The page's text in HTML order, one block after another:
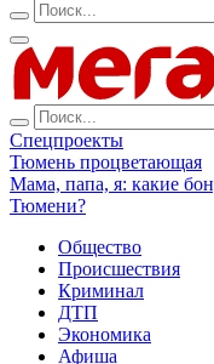
Спецпроекты
Тюмень процветающая
Мама, папа, я: какие
Тюмени?
Общество
Происшествия
Криминал
ДТП
Экономика
Афиша